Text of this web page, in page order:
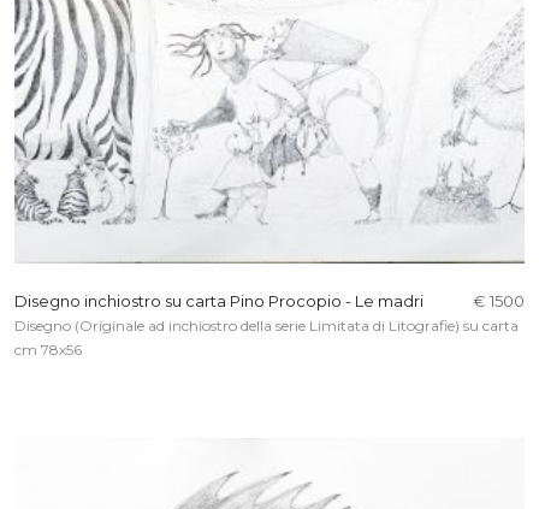
Disegno inchiostro su carta Pino Procopio - Le madri € 1500
Disegno (Originale ad inchiostro della serie Limitata di Litografie) su carta
cm 78x56